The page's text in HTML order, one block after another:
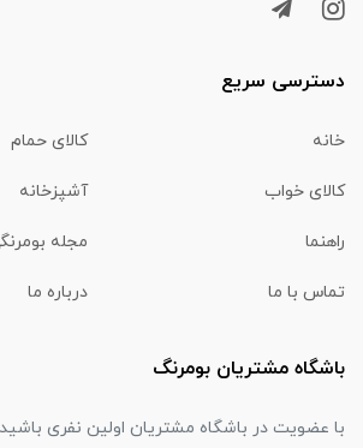
دسترسی سریع
خانه کالای حمام
کالای خواب آشپزخانه
راهنما مجله
تماس با ما درباره ما
باشگاه مشتریان بومرنگ
با عضویت در باشگاه مشتریان اولین نفری